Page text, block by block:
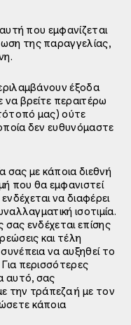
που εμφανίζεται
της παραγγελίας,
έξοδα
βρείτε περαιτέρω
μας) ούτε
δεν ευθυνόμαστε
με κάποια διεθνή
που θα εμφανιστεί
να διαφέρει
ισοτιμία.
ενδέχεται επίσης
και τέλη
να αυξηθεί το
περισσότερες
αυτό, σας
την τράπεζα ή με τον
κάποια